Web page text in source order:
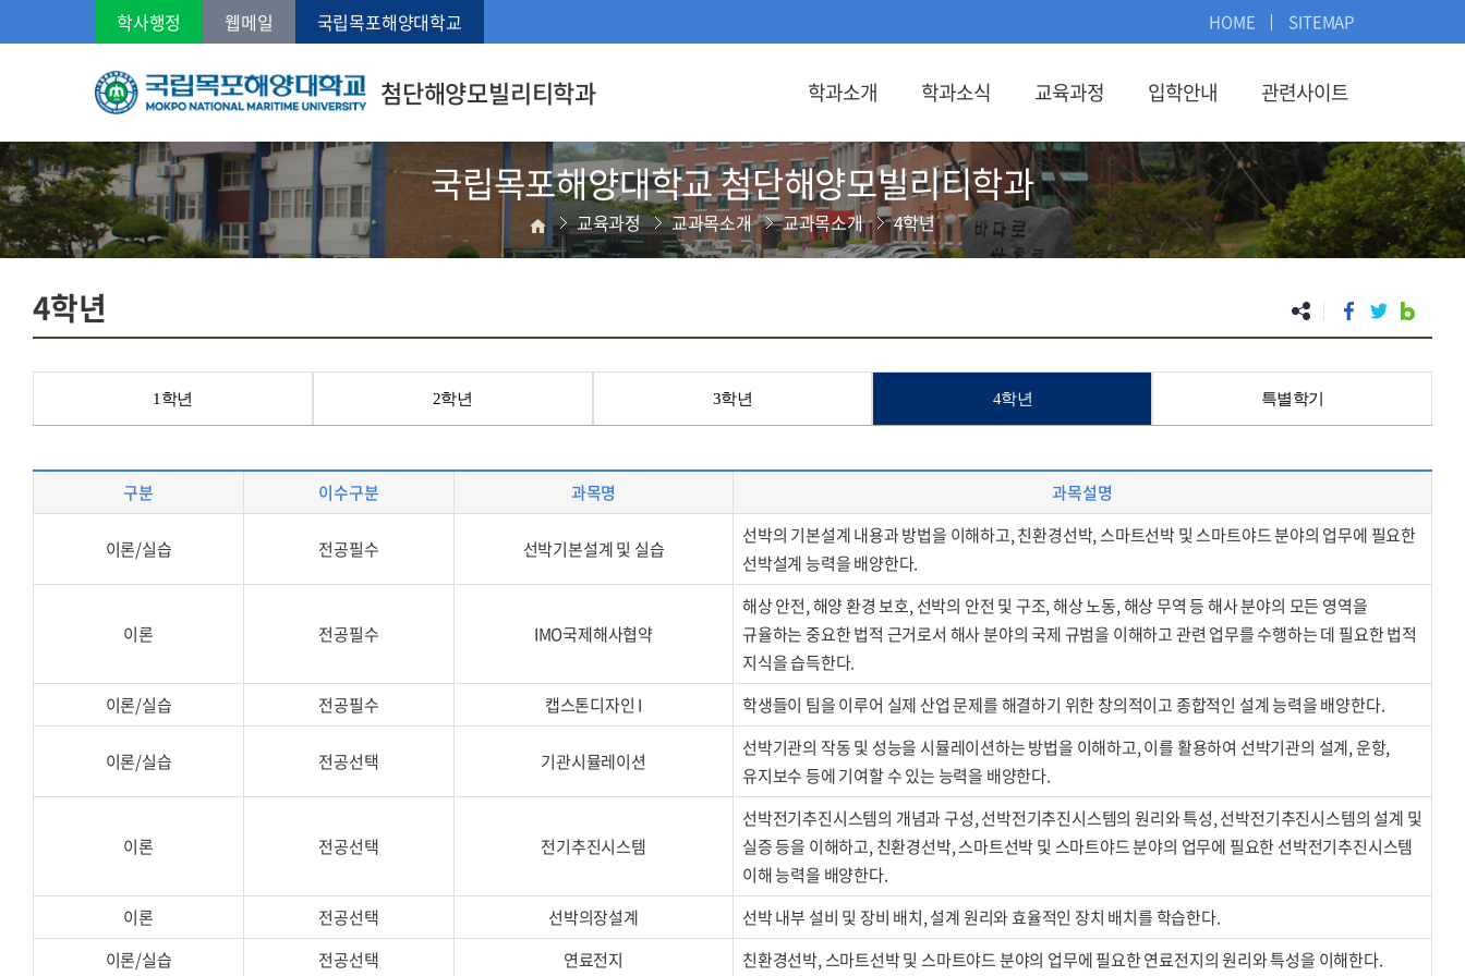
학사행정 웹메일 국립목포해양대학교 HOME SITEMAP
첨단해양모빌리티학과 학과소개 학과소식 교육과정 입학안내 관련사이트
국립목포해양대학교첨단해양모빌리티학과
교육과정 교과목소개 교과목소개 4학년
4학년
1학년 2학년 3학년 4학년 특별학기
구분 이수구분 과목명 과목설명
이론/실습 전공필수 선박기본설계 및 실습
선박의 기본설계 내용과 방법을 이해하고, 친환경선박, 스마트선박 및 스마트야드 분야의 업무에 필요한
선박설계 능력을 배양한다.
이론 전공필수 IMO국제해사협약
해상 안전, 해양 환경 보호, 선박의 안전 및 구조, 해상 노동, 해상 무역 등 해사 분야의 모든 영역을
규율하는 중요한 법적 근거로서 해사 분야의 국제 규범을 이해하고 관련 업무를 수행하는 데 필요한 법적
지식을 습득한다.
이론/실습
전공필수 캡스톤디자인 I 학생들이 팀을 이루어 실제 산업 문제를 해결하기 위한 창의적이고 종합적인 설계 능력을 배양한다.
이론/실습 전공선택 기관시뮬레이션
선박기관의 작동 및 성능을 시뮬레이션하는 방법을 이해하고, 이를 활용하여 선박기관의 설계, 운항,
유지보수 등에 기여할 수 있는 능력을 배양한다.
이론 전공선택 전기추진시스템
선박전기추진시스템의 개념과 구성, 선박전기추진시스템의 원리와 특성, 선박전기추진시스템의 설계 및
실증 등을 이해하고, 친환경선박, 스마트선박 및 스마트야드 분야의 업무에 필요한 선박전기추진시스템
이해 능력을 배양한다.
이론
전공선택 선박의장설계
선박 내부 설비 및 장비 배치, 설계 원리와 효율적인 장치 배치를 학습한다.
이론/실습
전공선택 연료전지 친환경선박, 스마트선박 및 스마트야드 분야의 업무에 필요한 연료전지의 원리와 특성을 이해한다.